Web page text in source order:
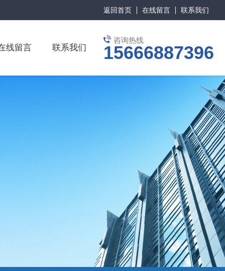
返回首页 在线留言 联系我们
咨询热线
15666887396
线留言 联系我们